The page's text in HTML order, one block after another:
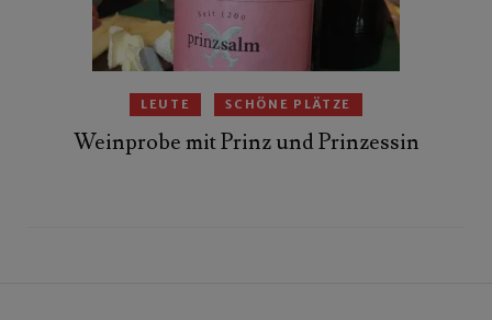
LEUTE SCHÖNE PLÄTZE
Weinprobe mit Prinz und Prinzessin